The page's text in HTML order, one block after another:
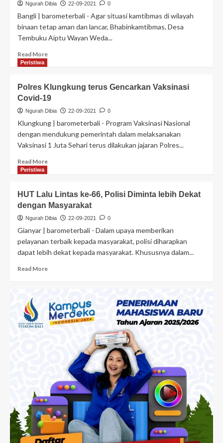
Ngurah Dibia 22-09-2021 0
Bangli | barometerbali - Agar situasi kamtibmas di wilayah
binaan tetap aman dan lancar, Bhabinkamtibmas, Desa
Tembuku Aiptu Wayan Weda...
Read More
Peristiwa
Polres Klungkung terus Gencarkan Vaksinasi
Covid-19
Ngurah Dibia 22-09-2021 0
Klungkung | barometerbali - Program Vaksinasi Nasional
dengan mendukung pemerintah dalam melaksanakan
Vaksinasi 1 Juta Sehari terus dilakukan jajaran Polres...
Read More
Peristiwa
HUT Lalu Lintas ke-66, Polisi Diminta lebih Dekat
dengan Masyarakat
Ngurah Dibia 22-09-2021 0
Gianyar | barometerbali - Dalam upaya memberikan
pelayanan terbaik kepada masyarakat, polisi diharapkan
dapat lebih dekat kepada masyarakat. Khususnya dalam...
Read More